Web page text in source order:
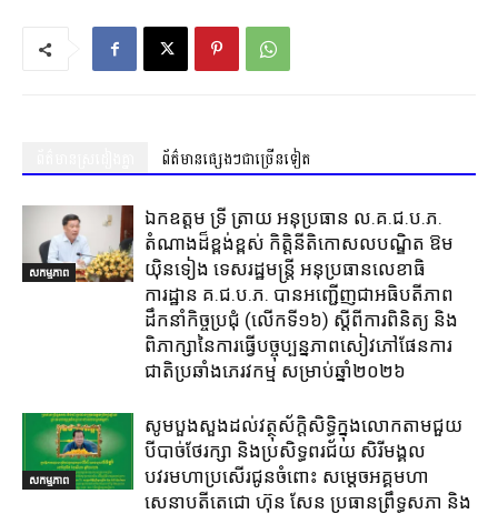
ព័ត៌មានផ្សេងៗជាច្រើនទៀត
សកម្មភាព
ឯកឧត្តម ទ្រី ត្រាយ អនុប្រធាន ល.គ.ជ.ប.ភ.
តំណាងដ៏ខ្ពង់ខ្ពស់ កិត្តិនីតិកោសលបណ្ឌិត ឱម
យ៉ិនទៀង ទេសរដ្ឋមន្ត្រី អនុប្រធានលេខាធិ
ការដ្ឋាន គ.ជ.ប.ភ. បានអញ្ជើញជាអធិបតីភាព
ដឹកនាំកិច្ចប្រជុំ (លេីកទី១៦) ស្តីពីការពិនិត្យ​ និង
ពិភាក្សានៃការធ្វេីបច្ចុប្បន្នភាពសៀវភៅផែនការ
ជាតិប្រឆាំងភេរវកម្ម​ សម្រាប់ឆ្នាំ២០២៦​
សកម្មភាព
សូមបួងសួងដល់វត្ថុស័ក្តិសិទ្ធិក្នុងលោកតាមជួយ
បីបាច់ថែរក្សា និងប្រសិទ្ធពរជ័យ សិរីមង្គល
បវរមហាប្រសើរជូនចំពោះ សម្តេចអគ្គមហា
សេនាបតីតេជោ ហ៊ុន សែន ប្រធានព្រឹទ្ធសភា និង